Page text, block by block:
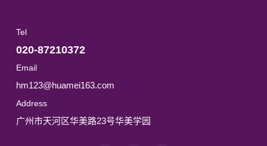
Tel
020-87210372
Email
hm123@huamei163.com
Address
广州市天河区华美路23号华美学园